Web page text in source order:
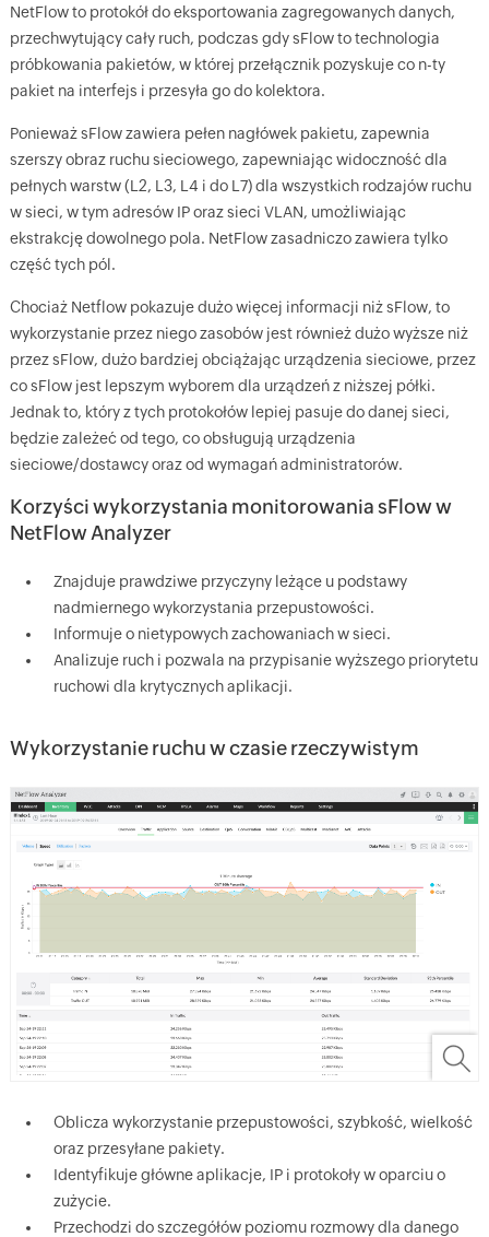
NetFlow to protokół do eksportowania zagregowanych danych,
przechwytujący cały ruch, podczas gdy sFlow to technologia
próbkowania pakietów, w której przełącznik pozyskuje co n-ty
pakiet na interfejs i przesyła go do kolektora.
Ponieważ sFlow zawiera pełen nagłówek pakietu, zapewnia
szerszy obraz ruchu sieciowego, zapewniając widoczność dla
pełnych warstw (L2, L3, L4 i do L7) dla wszystkich rodzajów ruchu
w sieci, w tym adresów IP oraz sieci VLAN, umożliwiając
ekstrakcję dowolnego pola. NetFlow zasadniczo zawiera tylko
część tych pól.
Chociaż Netflow pokazuje dużo więcej informacji niż sFlow, to
wykorzystanie przez niego zasobów jest również dużo wyższe niż
przez sFlow, dużo bardziej obciążając urządzenia sieciowe, przez
co sFlow jest lepszym wyborem dla urządzeń z niższej półki.
Jednak to, który z tych protokołów lepiej pasuje do danej sieci,
będzie zależeć od tego, co obsługują urządzenia
sieciowe/dostawcy oraz od wymagań administratorów.
Korzyści wykorzystania monitorowania sFlow w
NetFlow Analyzer
Znajduje prawdziwe przyczyny leżące u podstawy
nadmiernego wykorzystania przepustowości.
Informuje o nietypowych zachowaniach w sieci.
Analizuje ruch i pozwala na przypisanie wyższego priorytetu
ruchowi dla krytycznych aplikacji.
Wykorzystanie ruchu w czasie rzeczywistym
Oblicza wykorzystanie przepustowości, szybkość, wielkość
oraz przesyłane pakiety.
Identyfikuje główne aplikacje, IP i protokoły w oparciu o
zużycie.
Przechodzi do szczegółów poziomu rozmowy dla danego